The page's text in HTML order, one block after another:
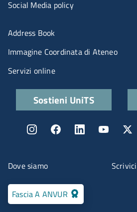
Fascia A ANVUR
Menu contatti
Dove siamo Scrivici
Social Media policy
Menu portale
Address Book
Immagine Coordinata di Ateneo
Servizi online
Quick links
Sostieni UniTS